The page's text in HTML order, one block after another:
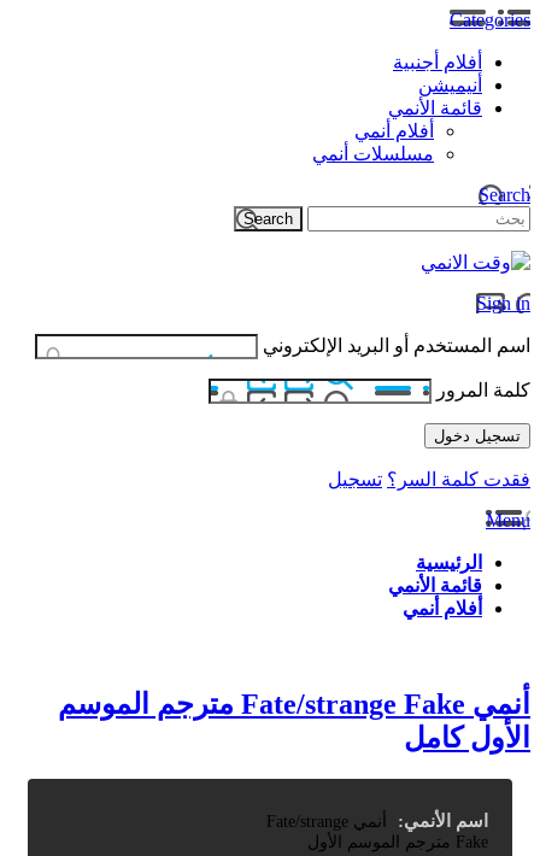
Categories
أفلام أجنبية
أنيميشن
قائمة الأنمي
أفلام أنمي
مسلسلات أنمي
Search
Sign in
اسم المستخدم أو البريد الإلكتروني
كلمة المرور
فقدت كلمة السر؟ تسجيل
Menu
الرئيسية
قائمة الأنمي
أفلام أنمي
أنمي Fate/strange Fake مترجم الموسم
الأول كامل
اسم الأنمي:
أنمي Fate/strange
Fake مترجم الموسم الأول